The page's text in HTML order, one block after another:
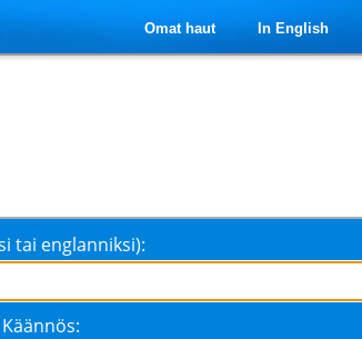
Omat haut In English
tai englanniksi):
Käännös: